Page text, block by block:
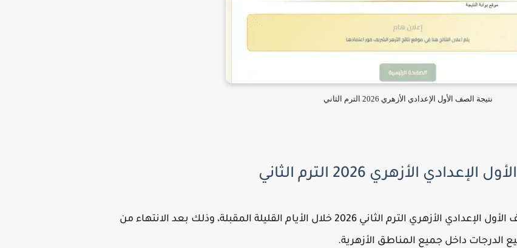
نتيجة الصف الأول الإعدادي الأزهري 2026 الترم الثاني
الأزهري 2026 الترم الثاني
من المتوقع أن يتم الإعلان عن نتيجة الصف الأول الإعدادي الأزهري الترم الثاني 2026 خلال الأيام القليلة المقبلة، وذلك بعد الانتهاء من
الدرجات داخل جميع المناطق الأزهرية.